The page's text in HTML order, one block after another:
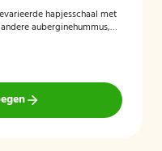
hapjesschaal met
auberginehummus,
feesten of zakelijke
eten.